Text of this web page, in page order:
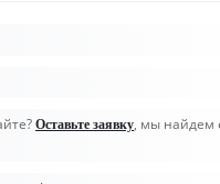
Оставьте заявку, мы найдем